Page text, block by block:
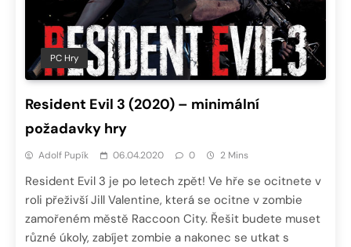
PC Hry
Resident Evil 3 (2020) – minimální
požadavky hry
Adolf Pupík 06.04.2020 0 2 Mins
Resident Evil 3 je po letech zpět! Ve hře se ocitnete v
roli přeživší Jill Valentine, která se ocitne v zombie
zamořeném městě Raccoon City. Řešit budete muset
různé úkoly, zabíjet zombie a nakonec se utkat s